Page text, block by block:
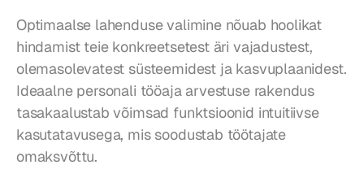
Optimaalse lahenduse valimine nõuab hoolikat
hindamist teie konkreetsetest äri vajadustest,
olemasolevatest süsteemidest ja kasvuplaanidest.
Ideaalne personali tööaja arvestuse rakendus
tasakaalustab võimsad funktsioonid intuitiivse
kasutatavusega, mis soodustab töötajate
omaksvõttu.